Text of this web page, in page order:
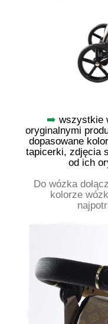
➡️ wszystkie
oryginalnymi
dopasowane
tapicerki, zdjęcia
od ich
Do wózka
kolorze